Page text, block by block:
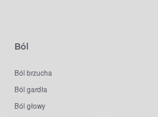
Ból
Ból brzucha
Ból gardła
Ból głowy